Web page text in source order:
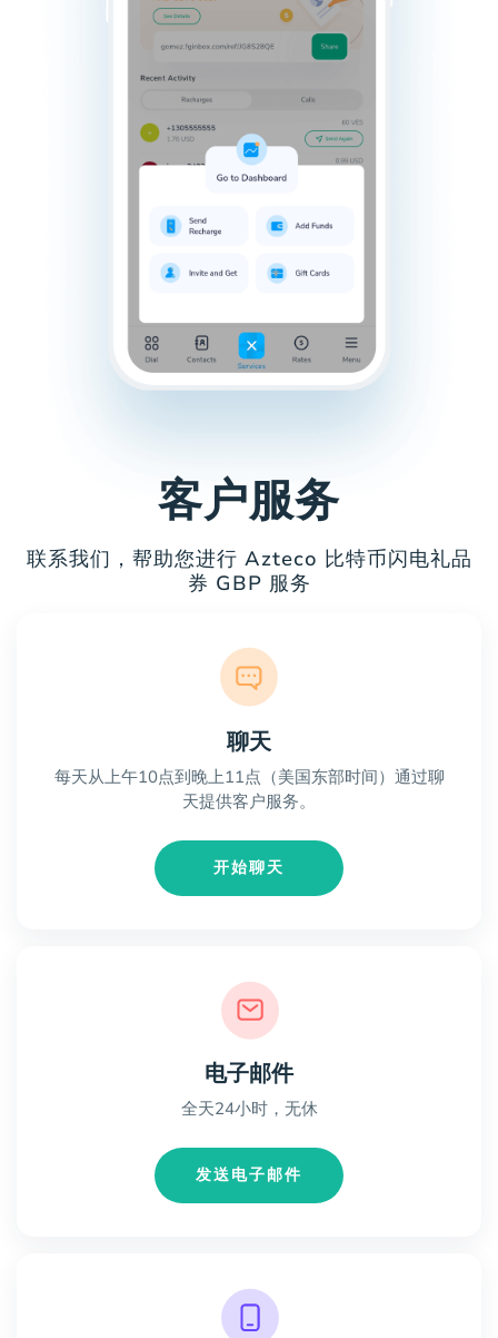
客户服务
联系我们，帮助您进行 Azteco 比特币闪电礼品
券 GBP 服务
聊天
每天从上午10点到晚上11点（美国东部时间）通过聊
天提供客户服务。
开始聊天
电子邮件
全天24小时，无休
发送电子邮件